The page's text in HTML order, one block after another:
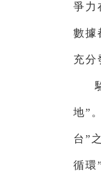
爭力
數據
充分
地”
台”
循環